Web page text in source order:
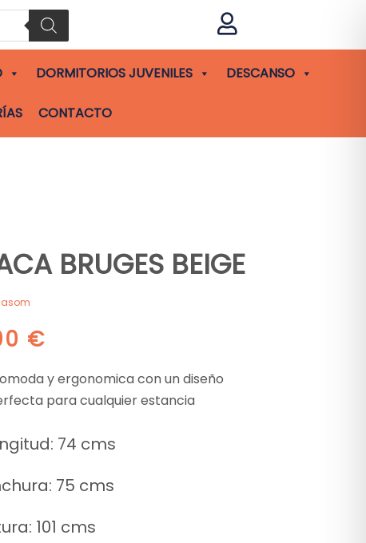

DORMITORIOS JUVENILES DESCANSO
CONTACTO
BRUGES BEIGE
€
y ergonomica con un diseño
para cualquier estancia
74 cms
75 cms
101 cms